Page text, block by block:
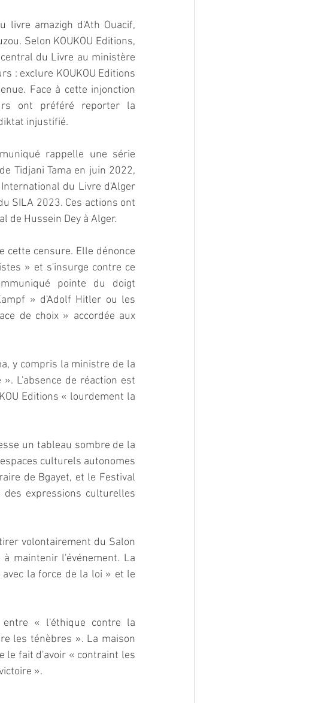
amazigh d'Ath Ouacif,
Selon KOUKOU Editions,
du Livre au ministère
: exclure KOUKOU Editions
Face à cette injonction
ont préféré reporter la
injustifié.
rappelle une série
Tidjani Tama en juin 2022,
du Livre d'Alger
SILA 2023. Ces actions ont
de Hussein Dey à Alger.
cette censure. Elle dénonce
» et s'insurge contre ce
pointe du doigt
» d'Adolf Hitler ou les
de choix » accordée aux
y compris la ministre de la
L'absence de réaction est
Editions « lourdement la
un tableau sombre de la
culturels autonomes
de Bgayet, et le Festival
expressions culturelles
volontairement du Salon
maintenir l'événement. La
la force de la loi » et le
entre « l'éthique contre la
les ténèbres ». La maison
le fait d'avoir « contraint les
».